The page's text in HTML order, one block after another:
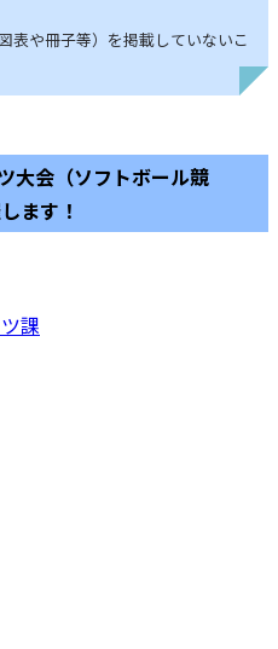
表や冊子等）を掲載していないこ
大会（ソフトボール競
ます！
課